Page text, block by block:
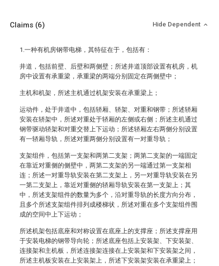
Claims (6) Hide Dependent
1.一种有机房钢带电梯，其特征在于，包括有：
井道，包括前壁、后壁和两侧壁；所述井道顶部设置有机房，机
房中设置有承重梁，承重梁的两端分别固定在两侧壁中；
主机和机架，所述主机通过机架安装在承重梁上；
运动件，处于井道中，包括轿厢、轿架、对重和钢带；所述轿厢
安装在轿架中，所述对重处于轿厢的左侧或右侧；所述主机通过
钢带驱动轿架和对重交替上下运动；所述轿厢左右两侧分别设置
有一轿厢导轨，所述对重两侧分别设置有一对重导轨；
支架组件，包括第一支架和两第二支架；两第二支架的一端固定
在靠近对重侧的侧壁中，两第二支架的另一端通过第一支架相
连；所述一对重导轨安装在第二支架上，另一对重导轨安装在另
一第二支架上，靠近对重侧的轿厢导轨安装在第一支架上；其
中，所述支架组件的数量为多个，沿对重导轨的长度方向分布，
且多个所述支架组件排列成楼梯状，所述对重在多个支架组件围
成的空间中上下运动；
所述机架包括底座和对称设置在底座上的支撑座；所述支撑座用
于安装电梯的钢带导向轮；所述底座包括上安装架、下安装架、
连接架和主机板，所述连接架连接在上安装架和下安装架之间，
所述主机板安装在上安装架上，所述下安装架安装在承重梁上；